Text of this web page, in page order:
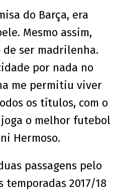
do Barça, era
Mesmo assim,
ser madrilenha.
por nada no
me permitiu viver
os títulos, com o
o melhor futebol
Hermoso.
passagens pelo
temporadas 2017/18